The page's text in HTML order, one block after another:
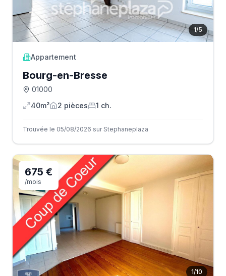
1/5
Appartement
Bourg-en-Bresse
01000
40m²
2 pièces 1 ch.
Trouvée le 05/08/2026 sur Stephaneplaza
1/10
675 €
/mois